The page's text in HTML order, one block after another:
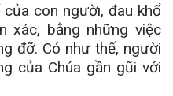
con người, đau khổ
xác, bằng những việc
đỡ. Có như thế, người
của Chúa gần gũi với